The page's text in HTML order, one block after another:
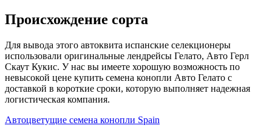
Происхождение сорта
Для вывода этого автоквита испанские селекционеры
использовали оригинальные лендрейсы Гелато, Авто Герл
Скаут Кукис. У нас вы имеете хорошую возможность по
невысокой цене купить семена конопли Авто Гелато с
доставкой в короткие сроки, которую выполняет надежная
логистическая компания.
Автоцветущие семена конопли Spain